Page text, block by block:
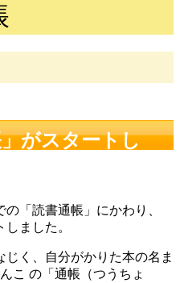
がスタートし
「読書通帳」にかわり、
ました。
く、自分がかりた本の名ま
こ の「通帳（つうちょ